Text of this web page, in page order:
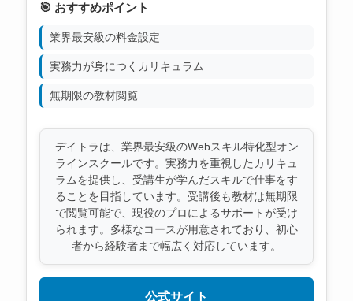
🎯 おすすめポイント
業界最安級の料金設定
実務力が身につくカリキュラム
無期限の教材閲覧
デイトラは、業界最安級のWebスキル特化型オン
ラインスクールです。実務力を重視したカリキュ
ラムを提供し、受講生が学んだスキルで仕事をす
ることを目指しています。受講後も教材は無期限
で閲覧可能で、現役のプロによるサポートが受け
られます。多様なコースが用意されており、初心
者から経験者まで幅広く対応しています。
公式サイト